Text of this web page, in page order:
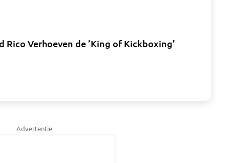
Verhoeven de ’King of Kickboxing’
Advertentie